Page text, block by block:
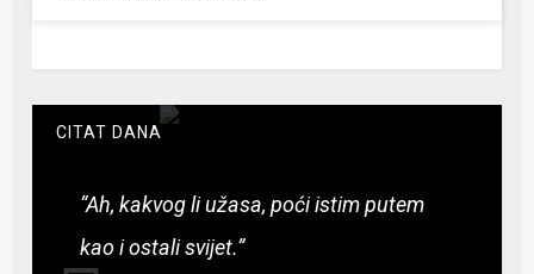
CITAT DANA
“Ah, kakvog li užasa, poći istim putem
kao i ostali svijet.”